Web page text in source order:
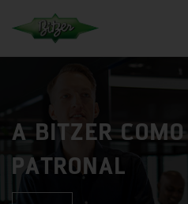
A BITZER
PATRONAL